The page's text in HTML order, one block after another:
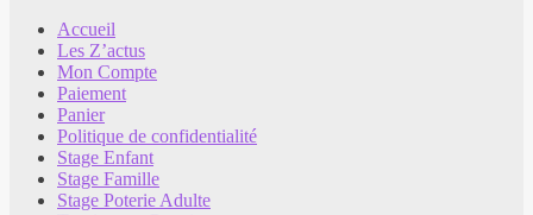
Accueil
Les Z’actus
Mon Compte
Paiement
Panier
Politique de confidentialité
Stage Enfant
Stage Famille
Stage Poterie Adulte